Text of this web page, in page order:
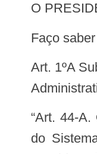
O
Faço
Art. 1ºA Subseção I da Seção IV do Capítulo II do Título II da Lei nº 14.133, de 1º de abril de 2021 (Lei de Licitações e Contratos
“Art. 44-A. O processo licitatório para compra de equipamento destinado a procedimento diagnóstico ou terapêutico no âmbito
do